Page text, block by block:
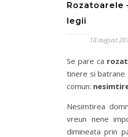
Rozatoarele
legii
18 august
Se pare ca
tinere si batrane
comun:
Nesimtirea
vreun nene
dimineata prin